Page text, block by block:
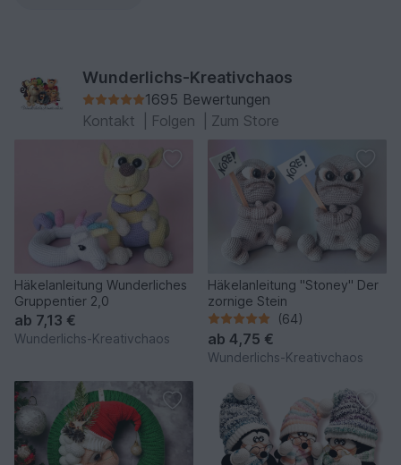
Wunderlichs-Kreativchaos
1695 Bewertungen
Kontakt
Folgen Zum Store
Häkelanleitung Wunderliches
Gruppentier 2,0
ab 7,13 €
Wunderlichs-Kreativchaos
Häkelanleitung "Stoney" Der
zornige Stein
(64)
ab 4,75 €
Wunderlichs-Kreativchaos